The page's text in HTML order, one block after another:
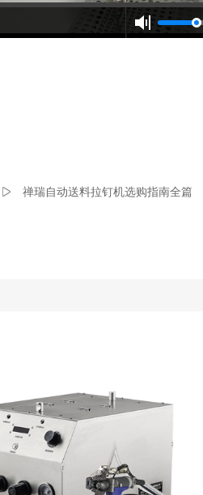
禅瑞自动送料拉钉机选购指南全篇